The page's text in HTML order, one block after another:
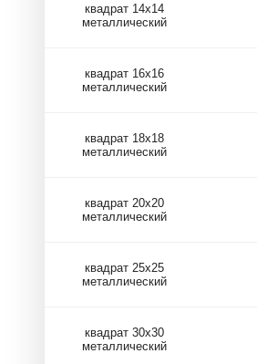
квадрат 14х14
металлический
квадрат 16х16
металлический
квадрат 18х18
металлический
квадрат 20х20
металлический
квадрат 25х25
металлический
квадрат 30х30
металлический